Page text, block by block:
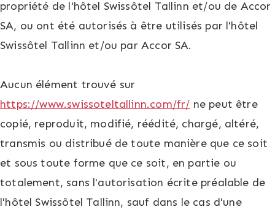
propriété de l'hôtel Swissôtel Tallinn et/ou de Accor
SA, ou ont été autorisés à être utilisés par l'hôtel
Swissôtel Tallinn et/ou par Accor SA.
Aucun élément trouvé sur
https://www.swissoteltallinn.com/fr/ ne peut être
copié, reproduit, modifié, réédité, chargé, altéré,
transmis ou distribué de toute manière que ce soit
et sous toute forme que ce soit, en partie ou
totalement, sans l'autorisation écrite préalable de
l'hôtel Swissôtel Tallinn, sauf dans le cas d'une